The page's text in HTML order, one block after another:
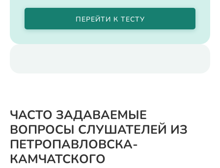
ПЕРЕЙТИ К ТЕСТУ
ЧАСТО ЗАДАВАЕМЫЕ
ВОПРОСЫ СЛУШАТЕЛЕЙ ИЗ
ПЕТРОПАВЛОВСКА-
КАМЧАТСКОГО